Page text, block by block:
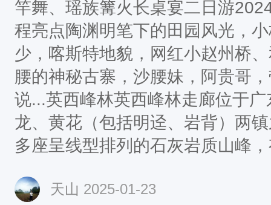
竿舞、瑶族篝火长桌宴二日游
程亮点陶渊明笔下的田园风光，
少，喀斯特地貌，网红小赵州桥
腰的神秘古寨，沙腰妹，阿贵哥
说...英西峰林英西峰林走廊位于
龙、黄花（包括明迳、岩背）两
多座呈线型排列的石灰岩质山峰
最长的峰林游廊。英西峰林走廊
天山 2025-01-23